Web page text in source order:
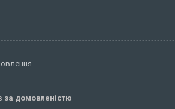
за домовленістю